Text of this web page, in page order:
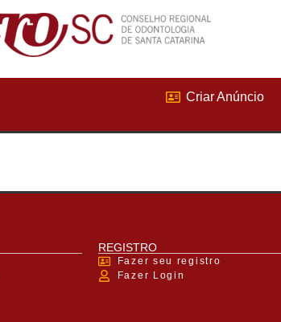
Criar Anúncio
REGISTRO
Fazer seu registro
Fazer Login